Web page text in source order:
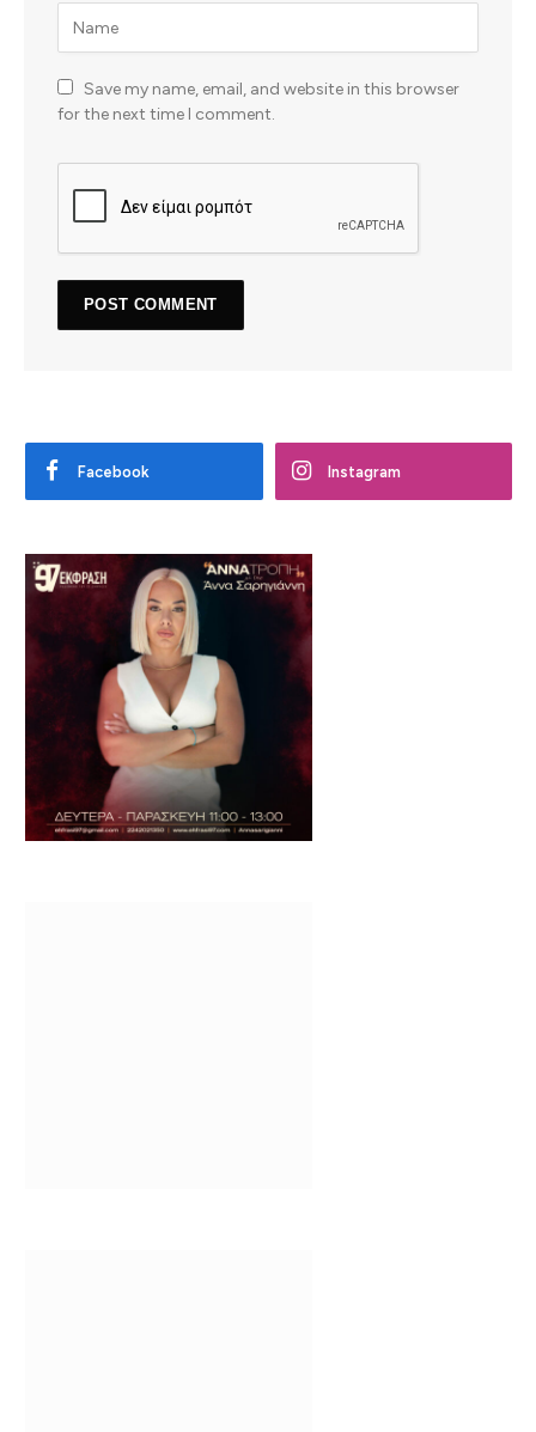
Save my name, email, and website in this browser
for the next time I comment.
Facebook Instagram